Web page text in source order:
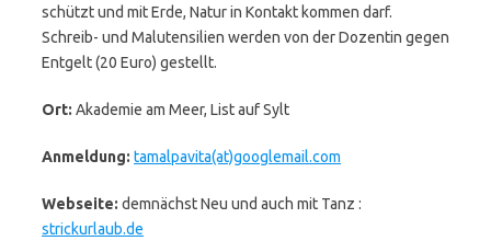
schützt und mit Erde, Natur in Kontakt kommen darf.
Schreib- und Malutensilien werden von der Dozentin gegen
Entgelt (20 Euro) gestellt.
Ort: Akademie am Meer, List auf Sylt
Anmeldung: tamalpavita(at)googlemail.com
Webseite: demnächst Neu und auch mit Tanz :
strickurlaub.de